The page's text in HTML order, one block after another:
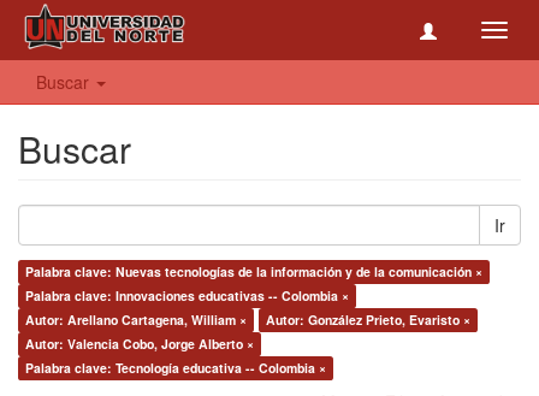
Buscar
Buscar
Ir
Palabra clave: Nuevas tecnologías de la información y de la comunicación ×
Palabra clave: Innovaciones educativas -- Colombia ×
Autor: Arellano Cartagena, William ×
Autor: González Prieto, Evaristo ×
Autor: Valencia Cobo, Jorge Alberto ×
Palabra clave: Tecnología educativa -- Colombia ×